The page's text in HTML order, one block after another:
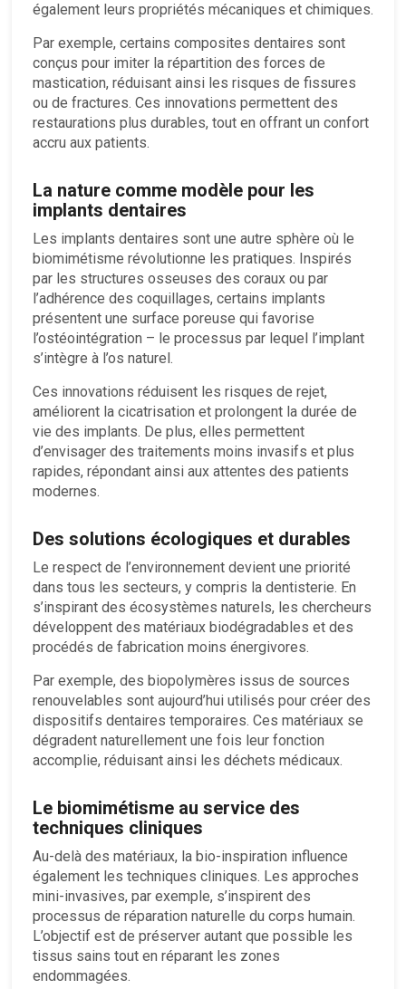
également leurs propriétés mécaniques et chimiques.
Par exemple, certains composites dentaires sont
conçus pour imiter la répartition des forces de
mastication, réduisant ainsi les risques de fissures
ou de fractures. Ces innovations permettent des
restaurations plus durables, tout en offrant un confort
accru aux patients.
La nature comme modèle pour les
implants dentaires
Les implants dentaires sont une autre sphère où le
biomimétisme révolutionne les pratiques. Inspirés
par les structures osseuses des coraux ou par
l’adhérence des coquillages, certains implants
présentent une surface poreuse qui favorise
l’ostéointégration – le processus par lequel l’implant
s’intègre à l’os naturel.
Ces innovations réduisent les risques de rejet,
améliorent la cicatrisation et prolongent la durée de
vie des implants. De plus, elles permettent
d’envisager des traitements moins invasifs et plus
rapides, répondant ainsi aux attentes des patients
modernes.
Des solutions écologiques et durables
Le respect de l’environnement devient une priorité
dans tous les secteurs, y compris la dentisterie. En
s’inspirant des écosystèmes naturels, les chercheurs
développent des matériaux biodégradables et des
procédés de fabrication moins énergivores.
Par exemple, des biopolymères issus de sources
renouvelables sont aujourd’hui utilisés pour créer des
dispositifs dentaires temporaires. Ces matériaux se
dégradent naturellement une fois leur fonction
accomplie, réduisant ainsi les déchets médicaux.
Le biomimétisme au service des
techniques cliniques
Au-delà des matériaux, la bio-inspiration influence
également les techniques cliniques. Les approches
mini-invasives, par exemple, s’inspirent des
processus de réparation naturelle du corps humain.
L’objectif est de préserver autant que possible les
tissus sains tout en réparant les zones
endommagées.